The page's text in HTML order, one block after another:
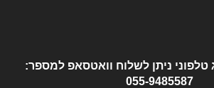
טלפוני ניתן לשלוח וואטסאפ למספר:
055-9485587